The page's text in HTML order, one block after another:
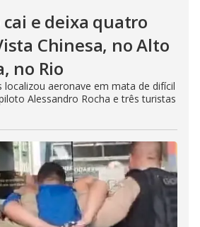
e deixa quatro
Chinesa, no Alto
no Rio
aeronave em mata de difícil
Alessandro Rocha e três turistas